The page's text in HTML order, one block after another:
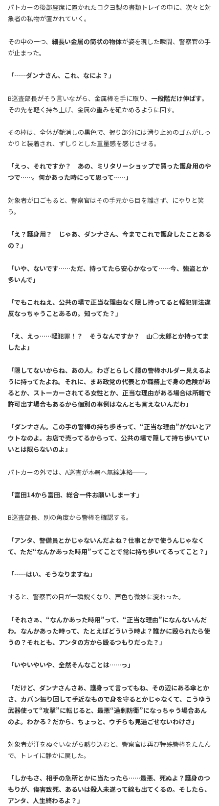
パトカーの後部座席に置かれたコクヨ製の書類トレイの中に、次々と対
象者の私物が置かれていく。
その中の一つ、 細長い金属の筒状の物体が姿を現した瞬間、警察官の手
が止まった。
「……ダンナさん、これ、なによ？」
B巡査部長がそう言いながら、金属棒を手に取り、 一段階だけ伸ばす。
その先を軽く持ち上げ、金属の重みを確かめるように回す。
その棒は、全体が艶消しの黒色で、握り部分には滑り止めのゴムがしっ
かりと装着され、ずしりとした重量感を感じさせる。
「えっ、それですか？ あの、ミリタリーショップで買った護身用のや
つで……。何かあった時にって思って……」
対象者が口ごもると、警察官はその手元から目を離さず、にやりと笑
う。
「え？護身用？ じゃあ、ダンナさん、今までこれで護身したことある
の？」
「いや、ないです……ただ、持ってたら安心かなって……今、強盗とか
多いんで」
「でもこれねえ、公共の場で正当な理由なく隠し持ってると軽犯罪法違
反なっちゃうことあるの。知ってた？」
「え、えっ……軽犯罪！？ そうなんですか？ 山○太郎とか持ってま
したよ」
「隠してないからね、あの人。わざとらしく腰の警棒ホルダー見えるよ
うに持ってたよね。それに、まあ政党の代表とか職務上で身の危険があ
るとか、ストーカーされてる女性とか、正当な理由がある場合は所轄で
許可出す場合もあるから個別の事例はなんとも言えないんだわ」
「ダンナさん。この手の警棒の持ち歩きって、“正当な理由”がないとア
ウトなのよ。お店で売ってるからって、公共の場で隠して持ち歩いてい
いとは限らないのよ」
パトカーの外では、A巡査が本署へ無線連絡——。
「富田14から富田、総合一件お願いしまーす」
B巡査部長、別の角度から警棒を確認する。
「アンタ、警備員とかじゃないんだよね？仕事とかで使うんじゃなく
て、ただ“なんかあった時用”ってことで常に持ち歩いてるってこと？」
「……はい。そうなりますね」
すると、警察官の目が一瞬鋭くなり、声色も微妙に変わった。
「それさぁ、“なんかあった時用”って、“正当な理由”になんないんだ
わ。なんかあった時って、たとえばどういう時よ？誰かに殴られたら使
うの？それとも、アンタの方から殴るつもりだった？」
「いやいやいや、全然そんなことは……っ」
「だけど、ダンナさんさあ、護身って言ってもね、その辺にある傘とか
さ、カバン振り回して手近なもので身を守るとかじゃなくて、こうゆう
武器使って“攻撃”に転じると、最悪“過剰防衛”になっちゃう場合あん
のよ。わかる？だから、ちょっと、ウチらも見過ごせないわけさ」
対象者が汗をぬぐいながら黙り込むと、警察官は再び特殊警棒をたたん
で、トレイに静かに戻した。
「しかもさ、相手の急所とかに当たったら……最悪、死ぬよ？護身のつ
もりが、傷害致死、あるいは殺人未遂って線も出てくるの。そしたら、
アンタ、人生終わるよ？」